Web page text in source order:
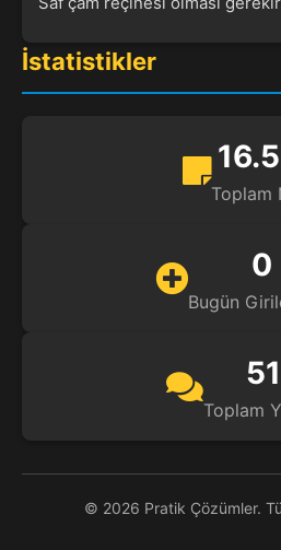
İstatistikler
Toplam
0
Bugün
51
Toplam
© 2026 Pratik Çözümler.